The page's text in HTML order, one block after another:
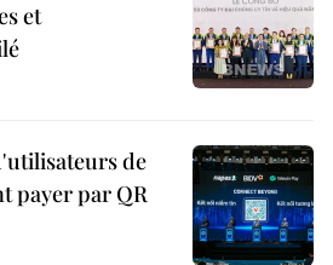
et
de
payer par QR